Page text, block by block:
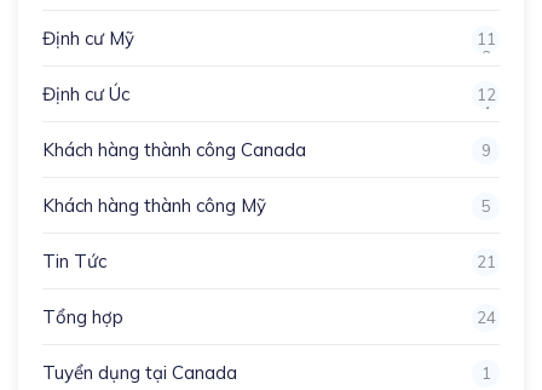
Định cư Mỹ
11
3
Định cư Úc
12
4
Khách hàng thành công Canada 9
Khách hàng thành công Mỹ 5
Tin Tức 21
Tổng hợp 24
Tuyển dụng tại Canada 1